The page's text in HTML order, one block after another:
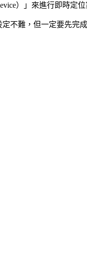
）」來進行即時定
不難，但一定要先完